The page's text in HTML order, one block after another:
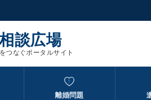
談広場
つなぐポータルサイト
離婚問題